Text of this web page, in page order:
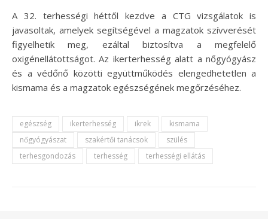
A 32. terhességi héttől kezdve a CTG vizsgálatok is
javasoltak, amelyek segítségével a magzatok szívverését
figyelhetik meg, ezáltal biztosítva a megfelelő
oxigénellátottságot. Az ikerterhesség alatt a nőgyógyász
és a védőnő közötti együttműködés elengedhetetlen a
kismama és a magzatok egészségének megőrzéséhez.
egészség ikerterhesség ikrek
kismama
nőgyógyászat
szakértői tanácsok
szülés
terhesgondozás
terhesség terhességi ellátás